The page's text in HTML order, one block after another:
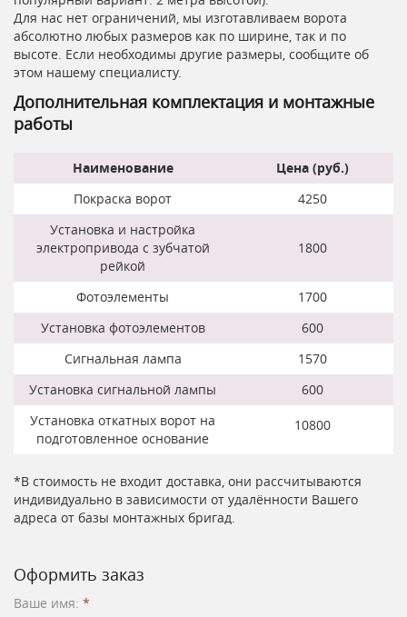
Для нас нет ограничений, мы изготавливаем ворота
абсолютно любых размеров как по ширине, так и по
высоте. Если необходимы другие размеры, сообщите об
этом нашему специалисту.
Дополнительная комплектация и монтажные
работы
Наименование
Цена (руб.)
Покраска ворот
4250
Установка и настройка
электропривода с зубчатой
рейкой
1800
Фотоэлементы
1700
Установка фотоэлементов
600
Сигнальная лампа
1570
Установка сигнальной лампы
600
Установка откатных ворот на
подготовленное основание
10800
*В стоимость не входит доставка, они рассчитываются
индивидуально в зависимости от удалённости Вашего
адреса от базы монтажных бригад.
Оформить заказ
Ваше имя: *